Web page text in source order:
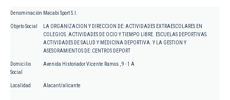
Denominación Macabi Sport S.l.
Objeto Social
LA ORGANIZACION Y DIRECCION DE: ACTIVIDADES EXTRAESCOLARES EN
COLEGIOS. ACTIVIDADES DE OCIO Y TIEMPO LIBRE. ESCUELAS DEPORTIVAS.
ACTIVIDADES DE SALUD Y MEDICINA DEPORTIVA. Y LA GESTION Y
ASESORAMIENTOS DE: CENTROS DEPORT
Domicilio
Social
Avenida Historiador Vicente Ramos , 9 - 1 A
Localidad Alacant/alicante